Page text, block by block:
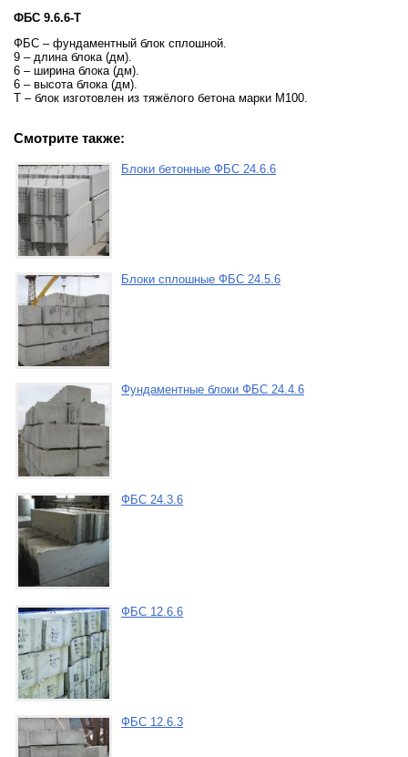
ФБС 9.6.6-Т
ФБС – фундаментный блок сплошной.
9 – длина блока (дм).
6 – ширина блока (дм).
6 – высота блока (дм).
Т – блок изготовлен из тяжёлого бетона марки М100.
Смотрите также:
Блоки бетонные ФБС 24.6.6
Блоки сплошные ФБС 24.5.6
Фундаментные блоки ФБС 24.4.6
ФБС 24.3.6
ФБС 12.6.6
ФБС 12.6.3